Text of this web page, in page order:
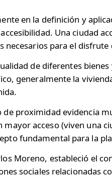
en la definición y
Una ciudad
necesarios para el
de diferentes
generalmente la
proximidad evidencia
acceso (viven una
fundamental para la
Moreno, estableció el
sociales relacionadas